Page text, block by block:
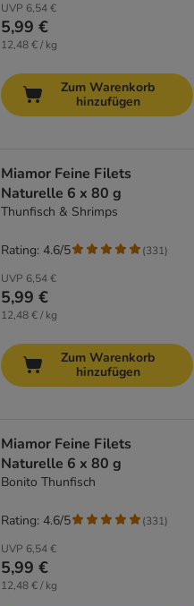
UVP 6,54 €
5,99 €
12,48 € / kg
Zum Warenkorb
hinzufügen
Miamor Feine Filets
Naturelle 6 x 80 g
Thunfisch & Shrimps
UVP 6,54 €
5,99 €
12,48 € / kg
Rating: 4.6/5 (331)
Zum Warenkorb
hinzufügen
Miamor Feine Filets
Naturelle 6 x 80 g
Bonito Thunfisch
UVP 6,54 €
5,99 €
12,48 € / kg
Rating: 4.6/5 (331)